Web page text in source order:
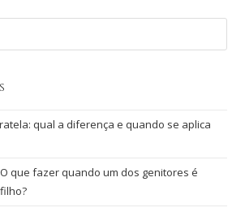
qual a diferença e quando se aplica
O que fazer quando um dos genitores é